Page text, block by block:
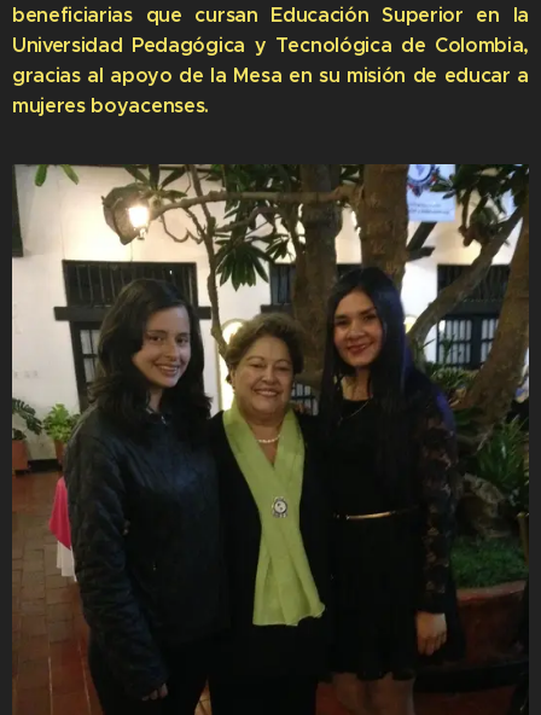
beneficiarias que cursan Educación Superior en la
Universidad Pedagógica y Tecnológica de Colombia,
gracias al apoyo de la Mesa en su misión de educar a
mujeres boyacenses.